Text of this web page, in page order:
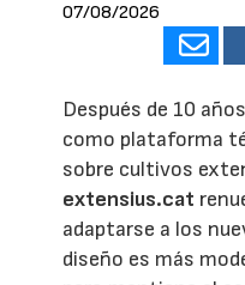
07/08/2026
Después de 10
como plataforma
sobre cultivos
extensius.cat
adaptarse a los
diseño es más